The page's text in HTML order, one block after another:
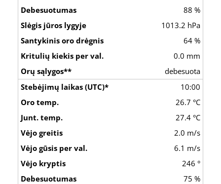
88 %
1013.2 hPa
64 %
0.0 mm
debesuota
10:00
26.7 °C
27.4 °C
2.0 m/s
6.1 m/s
246 °
75 %